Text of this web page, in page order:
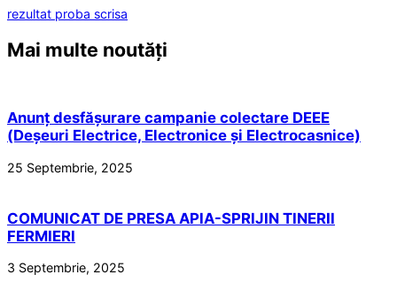
rezultat proba scrisa
Mai multe noutăți
Anunț desfășurare campanie colectare DEEE
(Deșeuri Electrice, Electronice și Electrocasnice)
25 Septembrie, 2025
COMUNICAT DE PRESA APIA-SPRIJIN TINERII
FERMIERI
3 Septembrie, 2025